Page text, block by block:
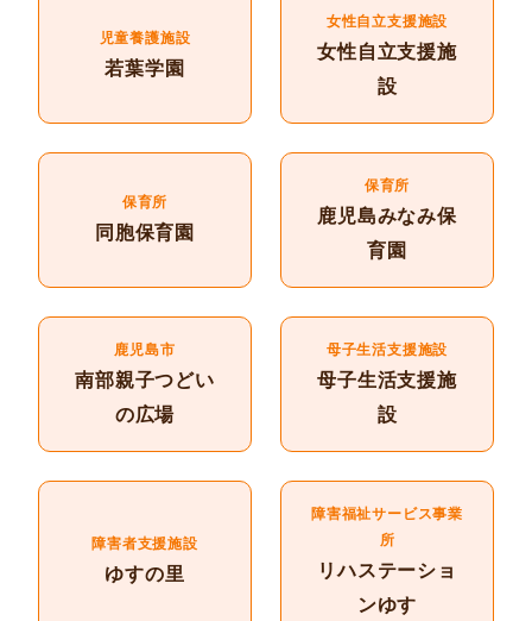
児童養護施設
若葉学園
女性自立支援施設
女性自立支援施
設
保育所
同胞保育園
保育所
鹿児島みなみ保
育園
鹿児島市
南部親子つどい
の広場
母子生活支援施設
母子生活支援施
設
障害者支援施設
ゆすの里
障害福祉サービス事業
所
リハステーショ
ンゆす